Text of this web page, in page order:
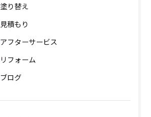
塗り替え
見積もり
アフターサービス
リフォーム
ブログ